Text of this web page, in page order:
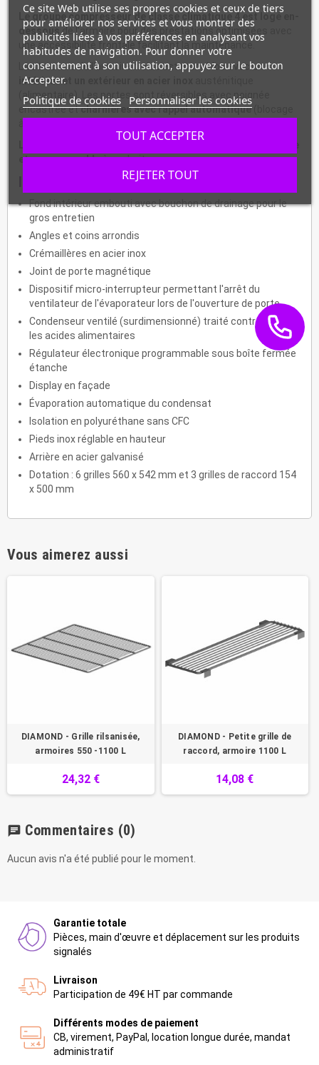
Le groupe compresseur de classe climatique 4 est logé en-
dessous
de l'armoire pour des prestations optimisées avec
une accessibilité frontale facilitant la maintenance.
La structure de l'armoire froide est monobloc avec un
intérieur et un extérieur en acier inox
(alimentaire). Les portes sont réversibles avec poignée
encastrée etcharnières avec rappel automatique(blocage
et programmableà souhait.
Fond intérieur embouti avec bouchon de drainage pour le
gros entretien
Angles et coins arrondis
Crémaillères en acier inox
Joint de porte magnétique
Dispositif micro-interrupteur permettant l'arrêt du
ventilateur de l'évaporateur lors de l'ouverture de porte
Condenseur ventilé (surdimensionné) traité contre le sel et
les acides alimentaires
Régulateur électronique programmable sous boîte fermée
étanche
Display en façade
Évaporation automatique du condensat
Isolation en polyuréthane sans CFC
Pieds inox réglable en hauteur
Arrière en acier galvanisé
Dotation : 6 grilles 560 x 542 mm et 3 grilles de raccord 154
x 500 mm
Vous aimerez aussi
DIAMOND - Grille rilsanisée,
armoires 550 -1100 L
24,32 €
DIAMOND - Petite grille de
raccord, armoire 1100 L
14,08 €
chat Commentaires (0)
Aucun avis n'a été publié pour le moment.
Garantie totale
Pièces, main d'œuvre et déplacement sur les produits
signalés
Livraison
Participation de 49€ HT par commande
Différents modes de paiement
CB, virement, PayPal, location longue durée, mandat
administratif
Ce site Web utilise ses propres cookies et ceux de tiers
pour améliorer nos services et vous montrer des
publicités liées à vos préférences en analysant vos
habitudes de navigation. Pour donner votre
consentement à son utilisation, appuyez sur le bouton
Accepter.
Politique de cookies Personnaliser les cookies
REJETER TOUT
TOUT ACCEPTER